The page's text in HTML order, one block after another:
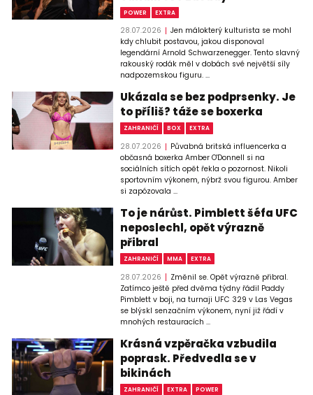
POWER EXTRA
28.07.2026
Jen málokterý kulturista se mohl
kdy chlubit postavou, jakou disponoval
legendární Arnold Schwarzenegger. Tento slavný
rakouský rodák měl v dobách své největší síly
nadpozemskou figuru. ...
Ukázala se bez podprsenky. Je
to příliš? táže se boxerka
ZAHRANIČÍ BOX EXTRA
28.07.2026
Půvabná britská influencerka a
občasná boxerka Amber O'Donnell si na
sociálních sítích opět řekla o pozornost. Nikoli
sportovním výkonem, nýbrž svou figurou. Amber
si zapózovala ...
To je nárůst. Pimblett šéfa UFC
neposlechl, opět výrazně
přibral
ZAHRANIČÍ MMA EXTRA
28.07.2026
Změnil se. Opět výrazně přibral.
Zatímco ještě před dvěma týdny řádil Paddy
Pimblett v boji, na turnaji UFC 329 v Las Vegas
se blýskl senzačním výkonem, nyní již řádí v
mnohých restauracích ...
Krásná vzpěračka vzbudila
poprask. Předvedla se v
bikinách
ZAHRANIČÍ EXTRA POWER